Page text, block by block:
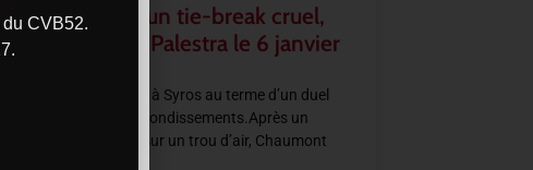
: un tie-break cruel,
se jouera à Palestra le 6 janvier
Le CVB52 s’incline 3–2 à Syros au terme d’un duel
intense et rempli de rebondissements.Après un
premier set laissé filer sur un trou d’air, Chaumont
CVB52.